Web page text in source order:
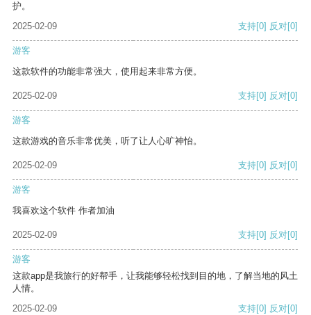
护。
2025-02-09
支持[0] 反对[0]
游客
这款软件的功能非常强大，使用起来非常方便。
2025-02-09 支持[0] 反对[0]
游客
这款游戏的音乐非常优美，听了让人心旷神怡。
2025-02-09 支持[0] 反对[0]
游客
我喜欢这个软件 作者加油
2025-02-09 支持[0] 反对[0]
游客
这款app是我旅行的好帮手，让我能够轻松找到目的地，了解当地的风土
人情。
2025-02-09
支持[0] 反对[0]